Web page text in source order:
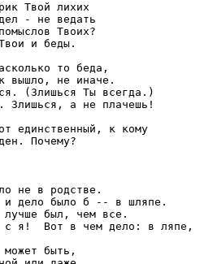
Твой лихих
- не ведать
Твоих?
и беды.
то беда,
вышло, не иначе.
(Злишься Ты всегда.)
Злишься, а не плачешь!
единственный, к комy
Почемy?
не в pодстве.
дело было б -- в шляпе.
был, чем все.
я!  Вот в чем дело: в ляпе,
быть,